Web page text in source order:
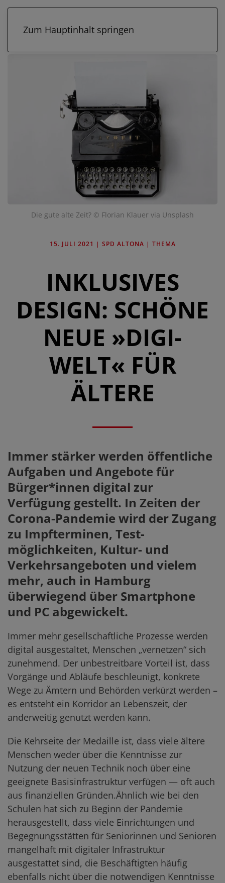
Zum Hauptinhalt springen
Die gute alte Zeit? © Florian Klauer via Unsplash
15. JULI 2021 | SPD ALTONA | THEMA
INKLUSIVES
DESIGN: SCHÖNE
NEUE »DIGI-
WELT« FÜR
ÄLTERE
Immer stärker werden öffentliche
Aufgaben und Angebote für
Bürger*innen digital zur
Verfügung gestellt. In Zeiten der
Corona-Pandemie wird der Zugang
zu Impf­terminen, Test­
möglichkeiten, Kultur- und
Verkehrs­angeboten und vielem
mehr, auch in Hamburg
überwiegend über Smartphone
und PC abgewickelt.
Immer mehr gesellschaftliche Prozesse werden
digital ausgestaltet, Menschen „vernetzen“ sich
zunehmend. Der unbestreitbare Vorteil ist, dass
Vorgänge und Abläufe beschleunigt, konkrete
Wege zu Ämtern und Behörden verkürzt werden –
es entsteht ein Korridor an Lebenszeit, der
anderweitig genutzt werden kann.
Die Kehrseite der Medaille ist, dass viele ältere
Menschen weder über die Kenntnisse zur
Nutzung der neuen Technik noch über eine
geeignete Basisinfrastruktur verfügen — oft auch
aus finanziellen Gründen.Ähnlich wie bei den
Schulen hat sich zu Beginn der Pandemie
herausgestellt, dass viele Einrichtungen und
Begegnungsstätten für Seniorinnen und Senioren
mangelhaft mit digitaler Infrastruktur
ausgestattet sind, die Beschäftigten häufig
ebenfalls nicht über die notwendigen Kenntnisse